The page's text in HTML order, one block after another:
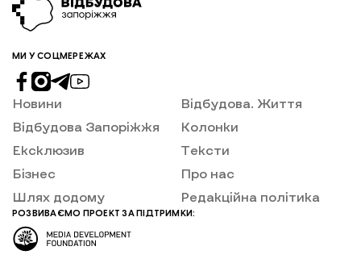
МИ У СОЦМЕРЕЖАХ
Новини
Відбудова Запоріжжя
Ексклюзив
Бізнес
Шлях додому
Відбудова. Життя
Колонки
Тексти
Про нас
Редакційна політика
РОЗВИВАЄМО ПРОЕКТ ЗА ПІДТРИМКИ: